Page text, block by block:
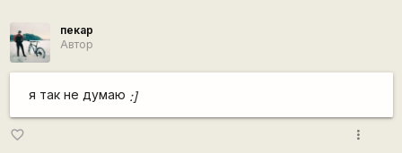
пекар
Автор
я так не думаю :]
favorite_border more_vert